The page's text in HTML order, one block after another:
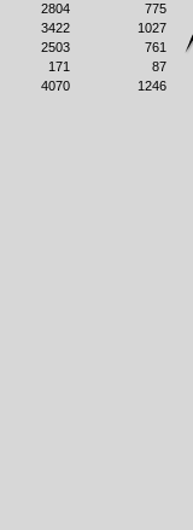
2804
775
3422
1027
2503
761
171
87
4070 1246